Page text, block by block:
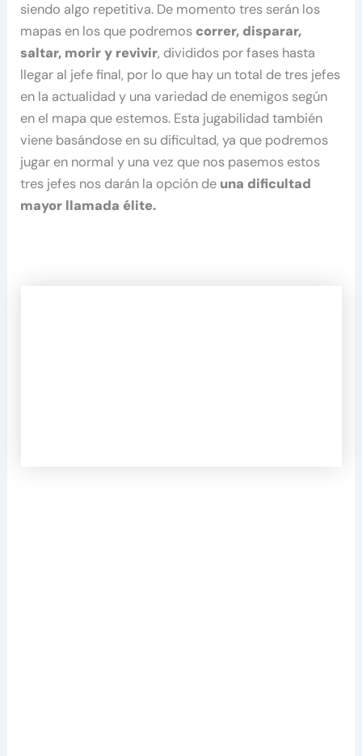
siendo algo repetitiva. De momento tres serán los
mapas en los que podremos correr, disparar,
saltar, morir y revivir, divididos por fases hasta
llegar al jefe final, por lo que hay un total de tres jefes
en la actualidad y una variedad de enemigos según
en el mapa que estemos. Esta jugabilidad también
viene basándose en su dificultad, ya que podremos
jugar en normal y una vez que nos pasemos estos
tres jefes nos darán la opción de una dificultad
mayor llamada élite.